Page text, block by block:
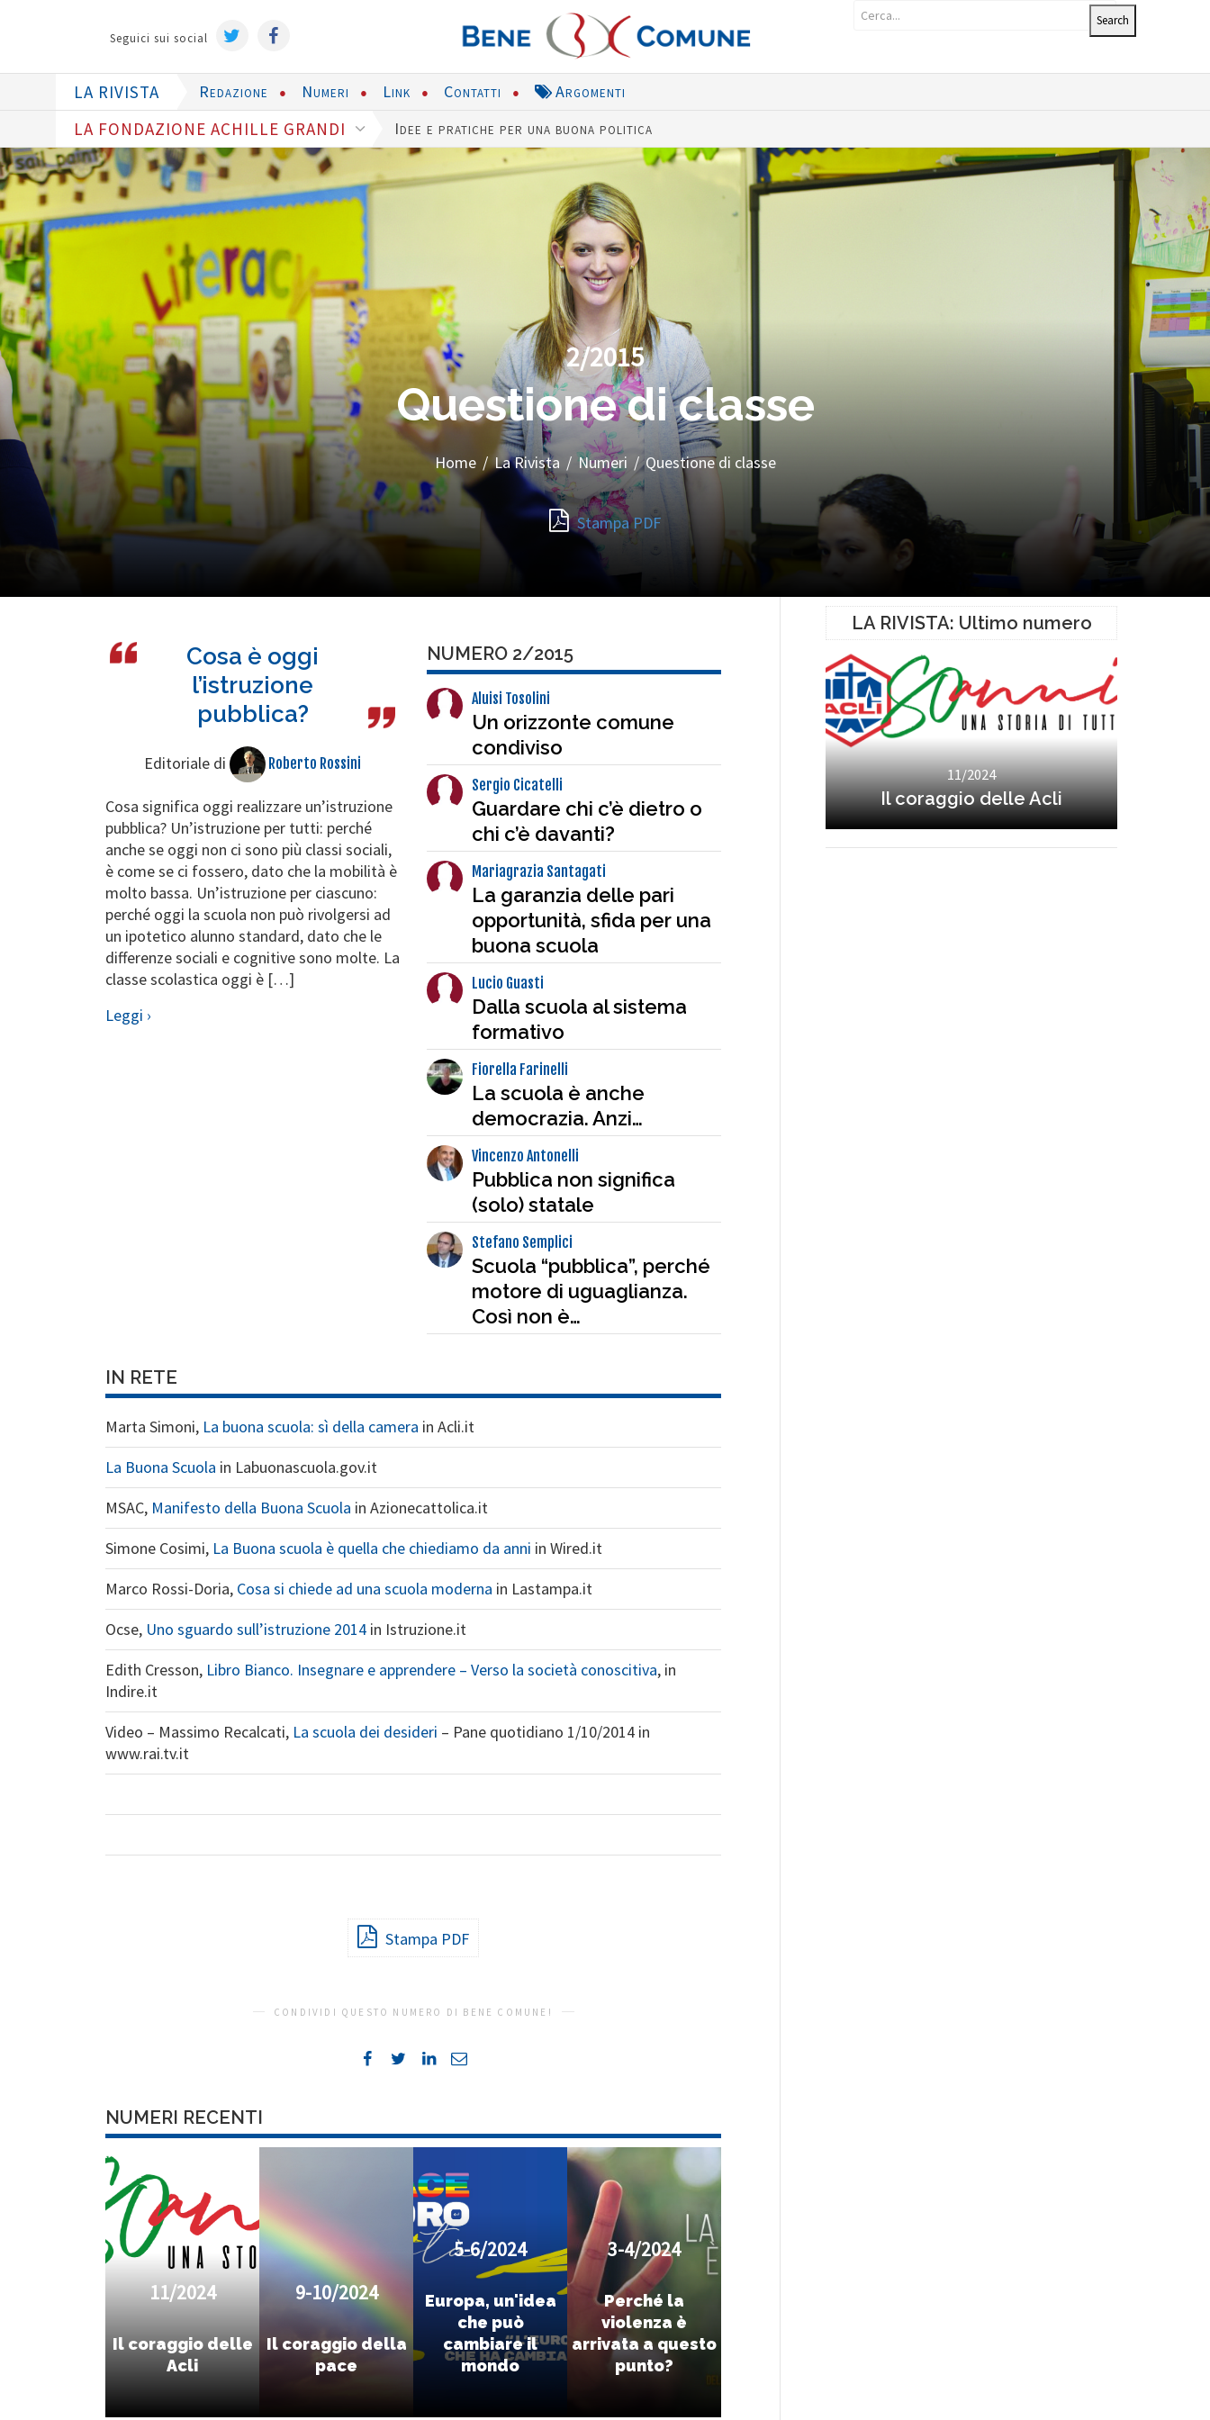
Seguici sui social
LA RIVISTA Redazione Numeri Link Contatti Argomenti
LA FONDAZIONE ACHILLE GRANDI Idee e pratiche per una buona politica
2/2015
Questione di classe
Home / La Rivista / Numeri / Questione di classe
Stampa PDF
Cosa è oggi
l’istruzione
pubblica?
Editoriale di Roberto Rossini
Cosa significa oggi realizzare un’istruzione
pubblica? Un’istruzione per tutti: perché
anche se oggi non ci sono più classi sociali,
è come se ci fossero, dato che la mobilità è
molto bassa. Un’istruzione per ciascuno:
perché oggi la scuola non può rivolgersi ad
un ipotetico alunno standard, dato che le
differenze sociali e cognitive sono molte. La
classe scolastica oggi è […]
Leggi ›
NUMERO 2/2015
Aluisi Tosolini
Un orizzonte comune
condiviso
Sergio Cicatelli
Guardare chi c’è dietro o
chi c’è davanti?
Mariagrazia Santagati
La garanzia delle pari
opportunità, sfida per una
buona scuola
Lucio Guasti
Dalla scuola al sistema
formativo
Fiorella Farinelli
La scuola è anche
democrazia. Anzi…
Vincenzo Antonelli
Pubblica non significa
(solo) statale
Stefano Semplici
Scuola “pubblica”, perché
motore di uguaglianza.
Così non è…
IN RETE
Marta Simoni, La buona scuola: sì della camera in Acli.it
La Buona Scuola in Labuonascuola.gov.it
MSAC, Manifesto della Buona Scuola in Azionecattolica.it
Simone Cosimi, La Buona scuola è quella che chiediamo da anni in Wired.it
Marco Rossi-Doria, Cosa si chiede ad una scuola moderna in Lastampa.it
Ocse, Uno sguardo sull’istruzione 2014 in Istruzione.it
Edith Cresson, Libro Bianco. Insegnare e apprendere – Verso la società conoscitiva, in
Indire.it
Video – Massimo Recalcati, La scuola dei desideri – Pane quotidiano 1/10/2014 in
www.rai.tv.it
Stampa PDF
CONDIVIDI QUESTO NUMERO DI BENE COMUNE!
NUMERI RECENTI
11/2024
Il coraggio delle
Acli
9-10/2024
Il coraggio della
pace
5-6/2024
Europa, un'idea
che può
cambiare il
mondo
3-4/2024
Perché la
violenza è
arrivata a questo
punto?
LA RIVISTA: Ultimo numero
11/2024
Il coraggio delle Acli